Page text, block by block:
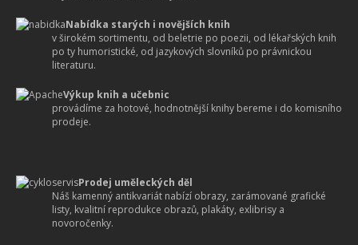
Nabídka starých i novějších knih
v širokém sortimentu, od beletrie po poezii, od lékařských knih
po ty humoristické, od jazykových slovníků po právnickou
literaturu.
Výkup knih a učebnic
provádíme za hotové, hodnotnější knihy bereme i do komisního
prodeje.
Prodej uměleckých děl
Náš kamenný antikvariát nabízí obrazy, zarámované grafické
listy, kvalitní reprodukce obrazů, plakáty, exlibrisy a
novoročenky.